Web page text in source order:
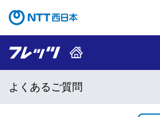
コンテンツのリンクナビゲ
よくあるご質問